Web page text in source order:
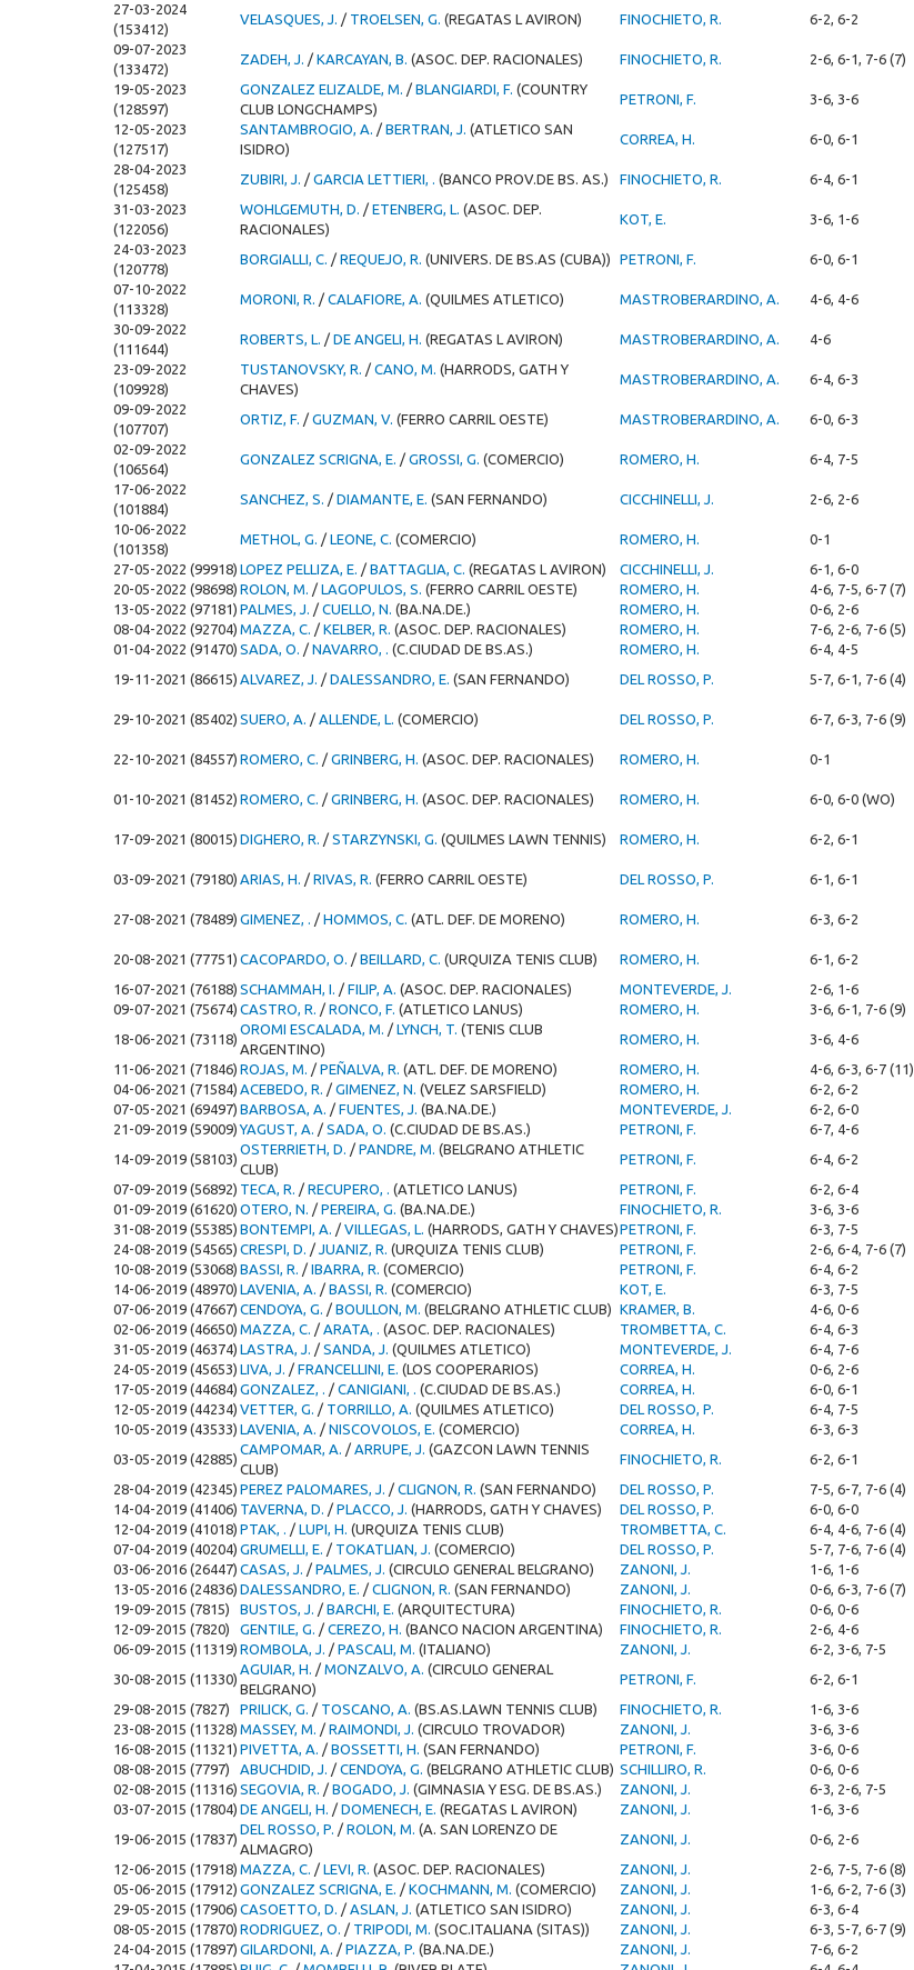
27-03-2024
(153412)
VELASQUES, J. / TROELSEN, G. (REGATAS L AVIRON) FINOCHIETO, R. 6-2, 6-2
09-07-2023
(133472)
ZADEH, J. / KARCAYAN, B. (ASOC. DEP. RACIONALES) FINOCHIETO, R. 2-6, 6-1, 7-6 (7)
19-05-2023
(128597)
GONZALEZ ELIZALDE, M. / BLANGIARDI, F. (COUNTRY
CLUB LONGCHAMPS)
PETRONI, F. 3-6, 3-6
12-05-2023
(127517)
SANTAMBROGIO, A. / BERTRAN, J. (ATLETICO SAN
ISIDRO)
CORREA, H. 6-0, 6-1
28-04-2023
(125458)
ZUBIRI, J. / GARCIA LETTIERI, . (BANCO PROV.DE BS. AS.) FINOCHIETO, R. 6-4, 6-1
31-03-2023
(122056)
WOHLGEMUTH, D. / ETENBERG, L. (ASOC. DEP.
RACIONALES)
KOT, E. 3-6, 1-6
24-03-2023
(120778)
BORGIALLI, C. / REQUEJO, R. (UNIVERS. DE BS.AS (CUBA)) PETRONI, F. 6-0, 6-1
07-10-2022
(113328)
MORONI, R. / CALAFIORE, A. (QUILMES ATLETICO) MASTROBERARDINO, A. 4-6, 4-6
30-09-2022
(111644)
ROBERTS, L. / DE ANGELI, H. (REGATAS L AVIRON) MASTROBERARDINO, A. 4-6
23-09-2022
(109928)
TUSTANOVSKY, R. / CANO, M. (HARRODS, GATH Y
CHAVES)
MASTROBERARDINO, A. 6-4, 6-3
09-09-2022
(107707)
ORTIZ, F. / GUZMAN, V. (FERRO CARRIL OESTE) MASTROBERARDINO, A. 6-0, 6-3
02-09-2022
(106564)
GONZALEZ SCRIGNA, E. / GROSSI, G. (COMERCIO) ROMERO, H. 6-4, 7-5
17-06-2022
(101884)
SANCHEZ, S. / DIAMANTE, E. (SAN FERNANDO) CICCHINELLI, J. 2-6, 2-6
10-06-2022
(101358)
METHOL, G. / LEONE, C. (COMERCIO) ROMERO, H. 0-1
27-05-2022 (99918) LOPEZ PELLIZA, E. / BATTAGLIA, C. (REGATAS L AVIRON) CICCHINELLI, J. 6-1, 6-0
20-05-2022 (98698) ROLON, M. / LAGOPULOS, S. (FERRO CARRIL OESTE) ROMERO, H. 4-6, 7-5, 6-7 (7)
13-05-2022 (97181) PALMES, J. / CUELLO, N. (BA.NA.DE.) ROMERO, H. 0-6, 2-6
08-04-2022 (92704) MAZZA, C. / KELBER, R. (ASOC. DEP. RACIONALES) ROMERO, H. 7-6, 2-6, 7-6 (5)
01-04-2022 (91470) SADA, O. / NAVARRO, . (C.CIUDAD DE BS.AS.) ROMERO, H. 6-4, 4-5
19-11-2021 (86615) ALVAREZ, J. / DALESSANDRO, E. (SAN FERNANDO) DEL ROSSO, P. 5-7, 6-1, 7-6 (4)
29-10-2021 (85402) SUERO, A. / ALLENDE, L. (COMERCIO) DEL ROSSO, P. 6-7, 6-3, 7-6 (9)
22-10-2021 (84557) ROMERO, C. / GRINBERG, H. (ASOC. DEP. RACIONALES) ROMERO, H. 0-1
01-10-2021 (81452) ROMERO, C. / GRINBERG, H. (ASOC. DEP. RACIONALES) ROMERO, H. 6-0, 6-0 (WO)
17-09-2021 (80015) DIGHERO, R. / STARZYNSKI, G. (QUILMES LAWN TENNIS) ROMERO, H. 6-2, 6-1
03-09-2021 (79180) ARIAS, H. / RIVAS, R. (FERRO CARRIL OESTE) DEL ROSSO, P. 6-1, 6-1
27-08-2021 (78489) GIMENEZ, . / HOMMOS, C. (ATL. DEF. DE MORENO) ROMERO, H. 6-3, 6-2
20-08-2021 (77751) CACOPARDO, O. / BEILLARD, C. (URQUIZA TENIS CLUB) ROMERO, H. 6-1, 6-2
16-07-2021 (76188) SCHAMMAH, I. / FILIP, A. (ASOC. DEP. RACIONALES) MONTEVERDE, J. 2-6, 1-6
09-07-2021 (75674) CASTRO, R. / RONCO, F. (ATLETICO LANUS) ROMERO, H. 3-6, 6-1, 7-6 (9)
18-06-2021 (73118)
OROMI ESCALADA, M. / LYNCH, T. (TENIS CLUB
ARGENTINO)
ROMERO, H. 3-6, 4-6
11-06-2021 (71846) ROJAS, M. / PEÑALVA, R. (ATL. DEF. DE MORENO) ROMERO, H. 4-6, 6-3, 6-7 (11)
04-06-2021 (71584) ACEBEDO, R. / GIMENEZ, N. (VELEZ SARSFIELD) ROMERO, H. 6-2, 6-2
07-05-2021 (69497) BARBOSA, A. / FUENTES, J. (BA.NA.DE.) MONTEVERDE, J. 6-2, 6-0
21-09-2019 (59009) YAGUST, A. / SADA, O. (C.CIUDAD DE BS.AS.) PETRONI, F. 6-7, 4-6
14-09-2019 (58103)
OSTERRIETH, D. / PANDRE, M. (BELGRANO ATHLETIC
CLUB)
PETRONI, F. 6-4, 6-2
07-09-2019 (56892) TECA, R. / RECUPERO, . (ATLETICO LANUS) PETRONI, F. 6-2, 6-4
01-09-2019 (61620) OTERO, N. / PEREIRA, G. (BA.NA.DE.) FINOCHIETO, R. 3-6, 3-6
31-08-2019 (55385) BONTEMPI, A. / VILLEGAS, L. (HARRODS, GATH Y CHAVES)PETRONI, F. 6-3, 7-5
24-08-2019 (54565) CRESPI, D. / JUANIZ, R. (URQUIZA TENIS CLUB) PETRONI, F. 2-6, 6-4, 7-6 (7)
10-08-2019 (53068) BASSI, R. / IBARRA, R. (COMERCIO) PETRONI, F. 6-4, 6-2
14-06-2019 (48970) LAVENIA, A. / BASSI, R. (COMERCIO) KOT, E. 6-3, 7-5
07-06-2019 (47667) CENDOYA, G. / BOULLON, M. (BELGRANO ATHLETIC CLUB) KRAMER, B. 4-6, 0-6
02-06-2019 (46650) MAZZA, C. / ARATA, . (ASOC. DEP. RACIONALES) TROMBETTA, C. 6-4, 6-3
31-05-2019 (46374) LASTRA, J. / SANDA, J. (QUILMES ATLETICO) MONTEVERDE, J. 6-4, 7-6
24-05-2019 (45653) LIVA, J. / FRANCELLINI, E. (LOS COOPERARIOS) CORREA, H. 0-6, 2-6
17-05-2019 (44684) GONZALEZ, . / CANIGIANI, . (C.CIUDAD DE BS.AS.) CORREA, H. 6-0, 6-1
12-05-2019 (44234) VETTER, G. / TORRILLO, A. (QUILMES ATLETICO) DEL ROSSO, P. 6-4, 7-5
10-05-2019 (43533) LAVENIA, A. / NISCOVOLOS, E. (COMERCIO) CORREA, H. 6-3, 6-3
03-05-2019 (42885)
CAMPOMAR, A. / ARRUPE, J. (GAZCON LAWN TENNIS
CLUB)
FINOCHIETO, R. 6-2, 6-1
28-04-2019 (42345) PEREZ PALOMARES, J. / CLIGNON, R. (SAN FERNANDO) DEL ROSSO, P. 7-5, 6-7, 7-6 (4)
14-04-2019 (41406) TAVERNA, D. / PLACCO, J. (HARRODS, GATH Y CHAVES) DEL ROSSO, P. 6-0, 6-0
12-04-2019 (41018) PTAK, . / LUPI, H. (URQUIZA TENIS CLUB) TROMBETTA, C. 6-4, 4-6, 7-6 (4)
07-04-2019 (40204) GRUMELLI, E. / TOKATLIAN, J. (COMERCIO) DEL ROSSO, P. 5-7, 7-6, 7-6 (4)
03-06-2016 (26447) CASAS, J. / PALMES, J. (CIRCULO GENERAL BELGRANO) ZANONI, J. 1-6, 1-6
13-05-2016 (24836) DALESSANDRO, E. / CLIGNON, R. (SAN FERNANDO) ZANONI, J. 0-6, 6-3, 7-6 (7)
19-09-2015 (7815)
BUSTOS, J. / BARCHI, E. (ARQUITECTURA) FINOCHIETO, R. 0-6, 0-6
12-09-2015 (7820)
GENTILE, G. / CEREZO, H. (BANCO NACION ARGENTINA) FINOCHIETO, R. 2-6, 4-6
06-09-2015 (11319) ROMBOLA, J. / PASCALI, M. (ITALIANO) ZANONI, J. 6-2, 3-6, 7-5
30-08-2015 (11330)
AGUIAR, H. / MONZALVO, A. (CIRCULO GENERAL
BELGRANO)
PETRONI, F. 6-2, 6-1
29-08-2015 (7827)
PRILICK, G. / TOSCANO, A. (BS.AS.LAWN TENNIS CLUB) FINOCHIETO, R. 1-6, 3-6
23-08-2015 (11328) MASSEY, M. / RAIMONDI, J. (CIRCULO TROVADOR) ZANONI, J. 3-6, 3-6
16-08-2015 (11321) PIVETTA, A. / BOSSETTI, H. (SAN FERNANDO) PETRONI, F. 3-6, 0-6
08-08-2015 (7797)
ABUCHDID, J. / CENDOYA, G. (BELGRANO ATHLETIC CLUB) SCHILLIRO, R. 0-6, 0-6
02-08-2015 (11316) SEGOVIA, R. / BOGADO, J. (GIMNASIA Y ESG. DE BS.AS.) ZANONI, J. 6-3, 2-6, 7-5
03-07-2015 (17804) DE ANGELI, H. / DOMENECH, E. (REGATAS L AVIRON) ZANONI, J. 1-6, 3-6
19-06-2015 (17837)
DEL ROSSO, P. / ROLON, M. (A. SAN LORENZO DE
ALMAGRO)
ZANONI, J. 0-6, 2-6
12-06-2015 (17918) MAZZA, C. / LEVI, R. (ASOC. DEP. RACIONALES) ZANONI, J. 2-6, 7-5, 7-6 (8)
05-06-2015 (17912) GONZALEZ SCRIGNA, E. / KOCHMANN, M. (COMERCIO) ZANONI, J. 1-6, 6-2, 7-6 (3)
29-05-2015 (17906) CASOETTO, D. / ASLAN, J. (ATLETICO SAN ISIDRO) ZANONI, J. 6-3, 6-4
08-05-2015 (17870) RODRIGUEZ, O. / TRIPODI, M. (SOC.ITALIANA (SITAS)) ZANONI, J. 6-3, 5-7, 6-7 (9)
24-04-2015 (17897) GILARDONI, A. / PIAZZA, P. (BA.NA.DE.) ZANONI, J. 7-6, 6-2